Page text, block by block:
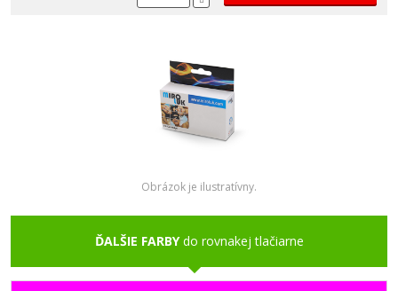
Obrázok je ilustratívny.
ĎALŠIE FARBYdo rovnakej tlačiarne